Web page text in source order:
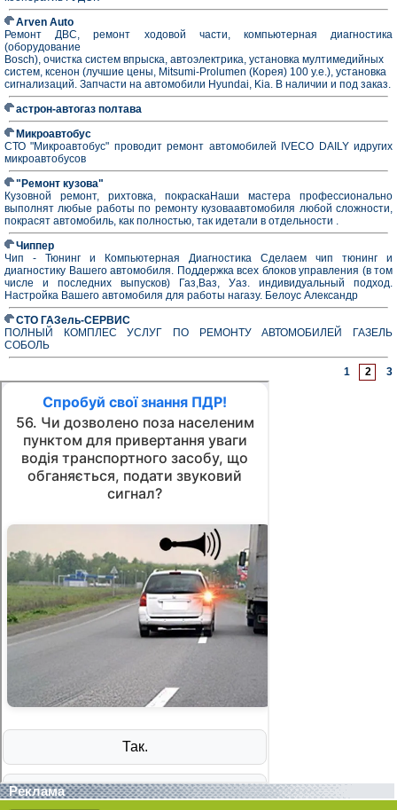
Arven Auto
Ремонт ДВС, ремонт ходовой части, компьютерная диагностика
(оборудование
Bosch), очистка систем впрыска, автоэлектрика, установка мултимедийных
систем, ксенон (лучшие цены, Mitsumi-Prolumen (Корея) 100 у.е.), установка
сигнализаций. Запчасти на автомобили Hyundai, Kia. В наличии и под заказ.
астрон-автогаз полтава
Микроавтобус
СТО "Микроавтобус" проводит ремонт автомобилей IVECO DAILY идругих
микроавтобусов
"Ремонт кузова"
Кузовной ремонт, рихтовка, покраскаНаши мастера профессионально
выполнят любые работы по ремонту кузоваавтомобиля любой сложности,
покрасят автомобиль, как полностью, так идетали в отдельности .
Чиппер
Чип - Тюнинг и Компьютерная Диагностика Сделаем чип тюнинг и
диагностику Вашего автомобиля. Поддержка всех блоков управления (в том
числе и последних выпусков) Газ,Ваз, Уаз. индивидуальный подход.
Настройка Вашего автомобиля для работы нагазу. Белоус Александр
СТО ГАЗель-СЕРВИС
ПОЛНЫЙ КОМПЛЕС УСЛУГ ПО РЕМОНТУ АВТОМОБИЛЕЙ ГАЗЕЛЬ
СОБОЛЬ
1 2 3
Реклама